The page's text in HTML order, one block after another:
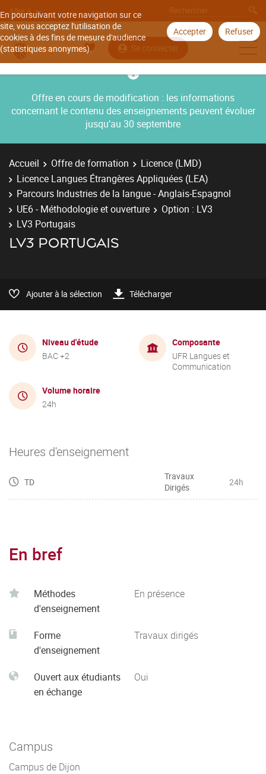
En poursuivant votre navigation sur ce
site, vous acceptez l'utilisation de
cookies à des fins de mesure d'audience
(statistiques anonymes).
Accepter Refuser
Aller à
Se connecter
Offre en cours de modification : les informations
concernant le contenu des enseignements peuvent évoluer
jusqu’au 30 septembre
Accueil Offre de formation
Licence (LMD)
Licence Langues Étrangères Appliquées (LEA)
Parcours Industries de la langue - Anglais-Espagnol
UE6 - Méthodologie et ouverture
Option : LV3
LV3 Portugais
LV3 PORTUGAIS
Ajouter à la sélection Télécharger
Niveau d'étude
BAC +2
Composante
UFR Langues et
Communication
Volume horaire
24h
Heures d'enseignement
TD
Travaux
Dirigés
24h
En bref
Méthodes
d'enseignement
En présence
Forme
d'enseignement
Travaux dirigés
Ouvert aux étudiants
en échange
Oui
Campus
Campus de Dijon